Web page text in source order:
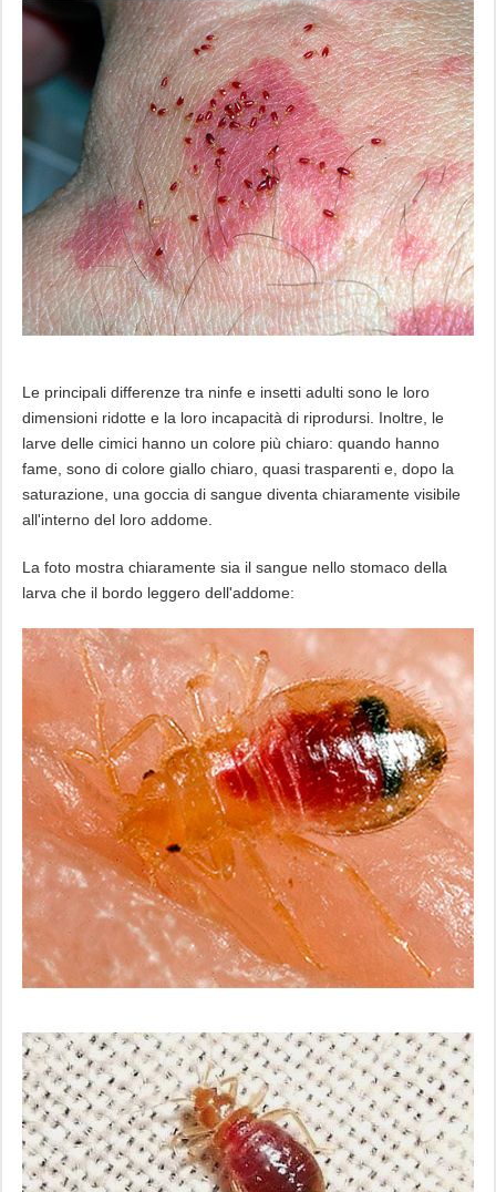
Le principali differenze tra ninfe e insetti adulti sono le loro
dimensioni ridotte e la loro incapacità di riprodursi. Inoltre, le
larve delle cimici hanno un colore più chiaro: quando hanno
fame, sono di colore giallo chiaro, quasi trasparenti e, dopo la
saturazione, una goccia di sangue diventa chiaramente visibile
all'interno del loro addome.
La foto mostra chiaramente sia il sangue nello stomaco della
larva che il bordo leggero dell'addome: